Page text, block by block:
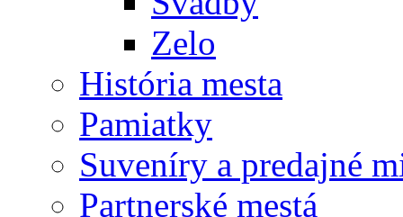
Zelo
História mesta
Pamiatky
Suveníry a predajné
Partnerské mestá